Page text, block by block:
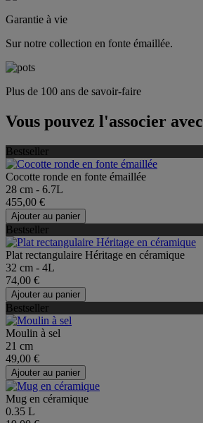
Garantie à vie
Sur notre collection en fonte émaillée.
Plus de 100 ans de savoir-faire
Vous pouvez l'associer avec
Bestseller
Cocotte ronde en fonte émaillée
28 cm - 6.7L
455,00 €
Ajouter au panier
Bestseller
Plat rectangulaire Héritage en céramique
32 cm - 4L
74,00 €
Ajouter au panier
Bestseller
Moulin à sel
21 cm
49,00 €
Ajouter au panier
Mug en céramique
0.35 L